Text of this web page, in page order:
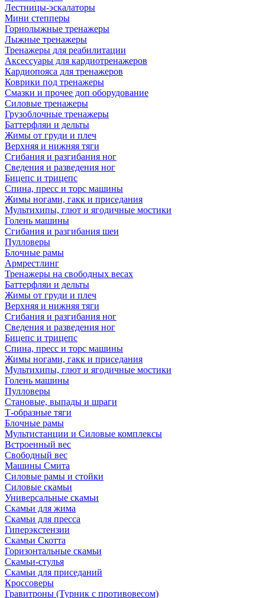
Лестницы-эскалаторы
Мини степперы
Горнолыжные тренажеры
Лыжные тренажеры
Тренажеры для реабилитации
Аксессуары для кардиотренажеров
Кардиопояса для тренажеров
Коврики под тренажеры
Смазки и прочее доп оборудование
Силовые тренажеры
Грузоблочные тренажеры
Баттерфляи и дельты
Жимы от груди и плеч
Верхняя и нижняя тяги
Сгибания и разгибания ног
Сведения и разведения ног
Бицепс и трицепс
Спина, пресс и торс машины
Жимы ногами, гакк и приседания
Мультихипы, глют и ягодичные мостики
Голень машины
Сгибания и разгибания шеи
Пулловеры
Блочные рамы
Армрестлинг
Тренажеры на свободных весах
Баттерфляи и дельты
Жимы от груди и плеч
Верхняя и нижняя тяги
Сгибания и разгибания ног
Сведения и разведения ног
Бицепс и трицепс
Спина, пресс и торс машины
Жимы ногами, гакк и приседания
Мультихипы, глют и ягодичные мостики
Голень машины
Пулловеры
Становые, выпады и шраги
Т-образные тяги
Блочные рамы
Мультистанции и Силовые комплексы
Встроенный вес
Свободный вес
Машины Смита
Силовые рамы и стойки
Силовые скамьи
Универсальные скамьи
Скамьи для жима
Скамьи для пресса
Гиперэкстензии
Скамьи Скотта
Горизонтальные скамьи
Скамьи-стулья
Скамьи для приседаний
Кроссоверы
Гравитроны (Турник с противовесом)